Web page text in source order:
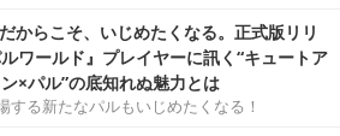
からこそ、いじめたくなる。正式版リリ
ワールド』プレイヤーに訊く“キュートア
×パル”の底知れぬ魅力とは
する新たなパルもいじめたくなる！